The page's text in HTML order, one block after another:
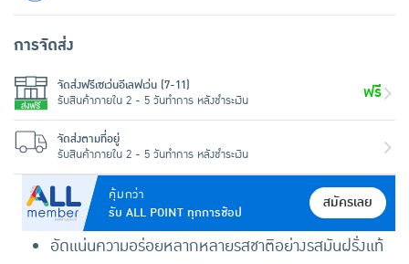
คุ้มกว่า
รับ ALL POINT ทุกการช้อป
สมัครเลย
อัดแน่นความอร่อยหลากหลายรสชาติอย่างรสมันฝรั่งแท้
การจัดส่ง
จัดส่งฟรีเซเว่นอีเลฟเว่น (7-11)
รับสินค้าภายใน 2 - 5 วันทำการ หลังชำระเงิน
ฟรี
จัดส่งตามที่อยู่
รับสินค้าภายใน 2 - 5 วันทำการ หลังชำระเงิน